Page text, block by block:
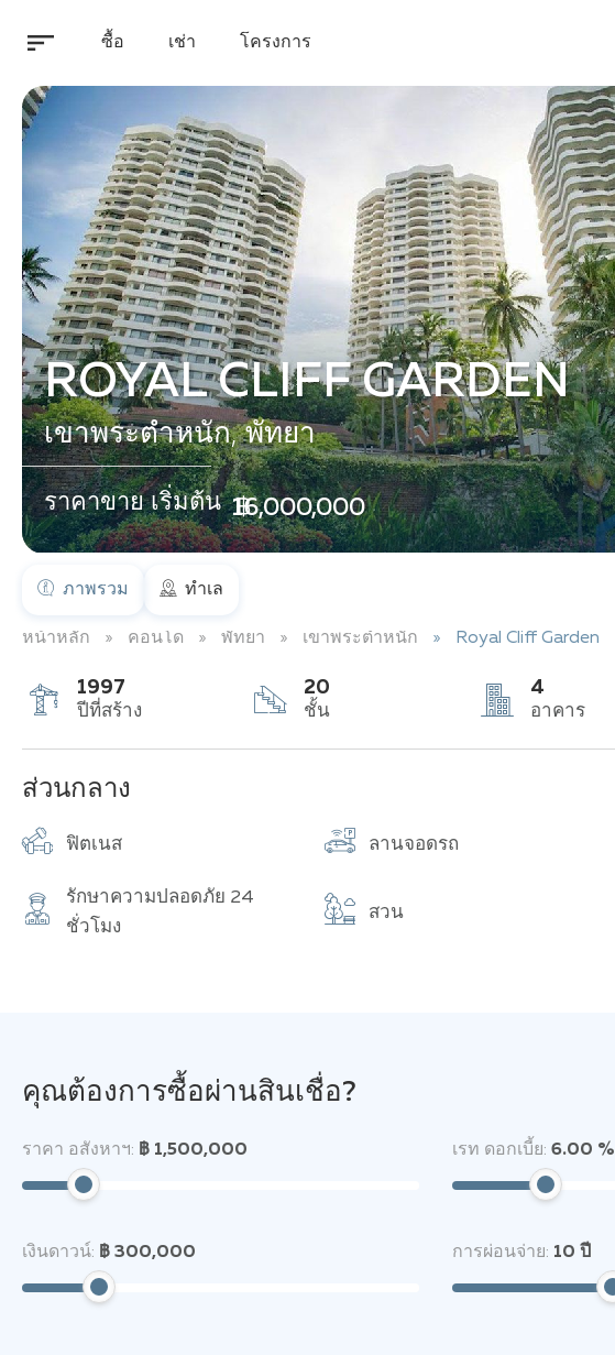
ซื้อ เช่า โครงการ
ROYAL CLIFF GARDEN
เขาพระตำหนัก, พัทยา
ราคาขาย เริ่มต้น ฿ 16,000,000
ภาพรวม ทำเล
หน้าหลัก คอนโด พัทยา เขาพระตำหนัก Royal Cliff Garden
1997
ปีที่สร้าง
20
ชั้น
4
อาคาร
ส่วนกลาง
ฟิตเนส ลานจอดรถ
รักษาความปลอดภัย 24
ชั่วโมง
สวน
คุณต้องการซื้อผ่านสินเชื่อ?
ราคา อสังหาฯ: ฿ 1,500,000 เรท ดอกเบี้ย:6.00 %
เงินดาวน์: ฿ 300,000 การผ่อนจ่าย: 10 ปี